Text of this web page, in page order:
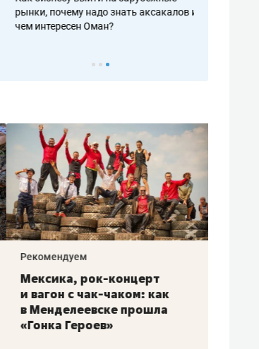
рынки, почему надо знать аксакалов и
чем интересен Оман?
Рекомендуем
Мексика, рок-концерт
и вагон с чак-чаком: как
в Менделеевске прошла
«Гонка Героев»